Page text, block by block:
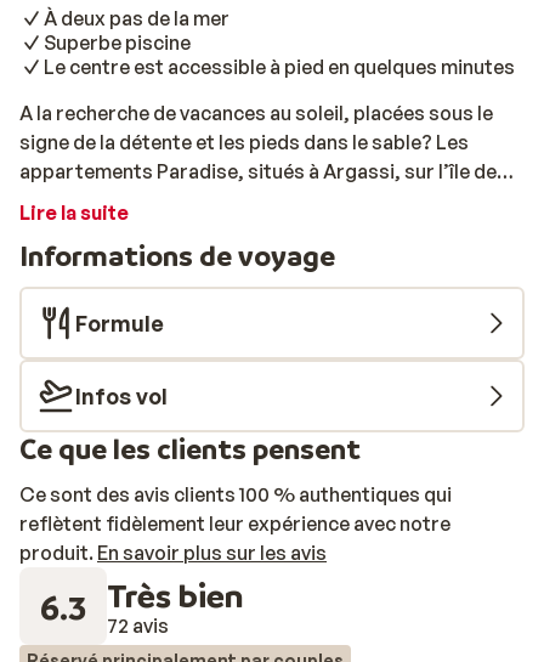
À deux pas de la mer
Superbe piscine
Le centre est accessible à pied en quelques minutes
A la recherche de vacances au soleil, placées sous le
signe de la détente et les pieds dans le sable? Les
appartements Paradise, situés à Argassi, sur l’île de
Zante (Zakynthos), sont alors le choix idéal. Ils
en bord de mer, avec une vue magnifique sur la mer
Ionienne. Le centre d’Argassi se trouve à seulement 500
mètres, avec ses restaurants, bars et boutiques à
découvrir à votre rythme. Les appartements Paradise
sont spacieux, confortablement aménagés et
disposent tous d’un balcon ou d’une terrasse avec vue
sur la mer, d’une kitchenette entièrement équipée et
d’une salle de bain privée.
Lire la suite
Informations de voyage
Formule
Infos vol
Ce que les clients pensent
Ce sont des avis clients 100 % authentiques qui
reflètent fidèlement leur expérience avec notre
produit. En savoir plus sur les avis
6.3 Très bien
72 avis